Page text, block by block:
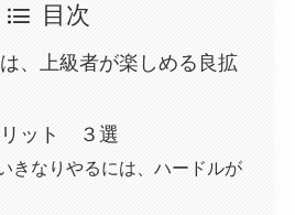
目次
、上級者が楽しめる良拡
リット ３選
きなりやるには、ハードルが